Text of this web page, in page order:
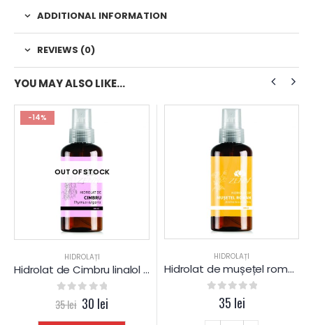
ADDITIONAL INFORMATION
REVIEWS (0)
YOU MAY ALSO LIKE…
-14%
OUT OF STOCK
HIDROLAȚI
Hidrolat de Cimbru linalol – apă florală – hidrosol
out of 5
35lei 30 lei
HIDROLAȚI
Hidrolat de mușețel roman – apă florală – hidrosol
out of 5
35 lei